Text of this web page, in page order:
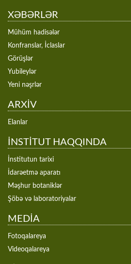
XƏBƏRLƏR
Mühüm hadisələr
Konfranslar, İclaslar
Görüşlər
Yubileylər
Yeni nəşrlər
ARXİV
Elanlar
İNSTİTUT HAQQINDA
İnstitutun tarixi
İdarəetmə aparatı
Məşhur botaniklər
Şöbə və laboratoriyalar
MEDİA
Fotoqalareya
Videoqalareya